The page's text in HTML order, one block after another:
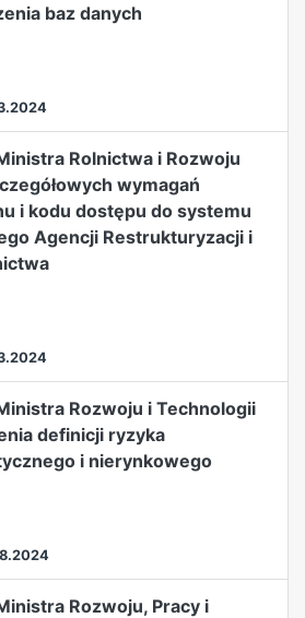
baz danych
Rolnictwa i Rozwoju
wymagań
i kodu dostępu do systemu
Agencji Restrukturyzacji i
Rozwoju i Technologii
definicji ryzyka
i nierynkowego
Rozwoju, Pracy i